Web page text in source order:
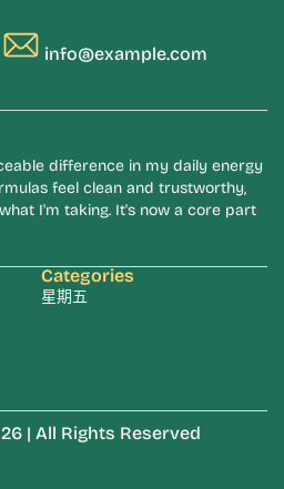
info@example.com
difference in my daily energy
feel clean and trustworthy,
I'm taking. It's now a core part
Categories
星期五
| All Rights Reserved